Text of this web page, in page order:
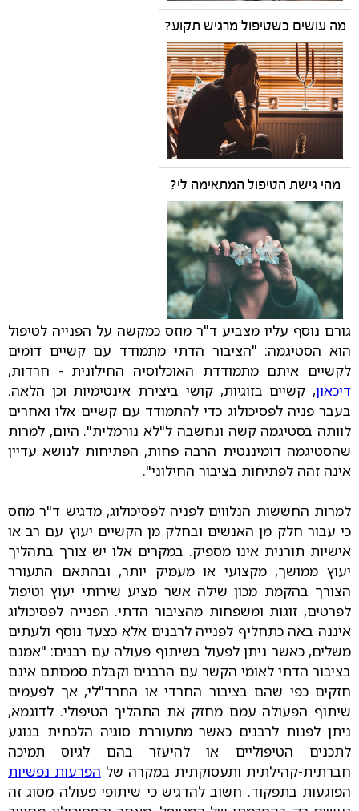
מה עושים כשטיפול מרגיש תקוע?
מהי גישת הטיפול המתאימה לי?
גורם נוסף עליו מצביע ד"ר מוזס כמקשה על הפנייה לטיפול
הוא הסטיגמה: "הציבור הדתי מתמודד עם קשיים דומים
לקשיים איתם מתמודדת האוכלוסיה החילונית - חרדות,
דיכאון, קשיים בזוגיות, קושי ביצירת אינטימיות וכן הלאה.
בעבר פניה לפסיכולוג כדי להתמודד עם קשיים אלו ואחרים
לוותה בסטיגמה קשה ונחשבה ל"לא נורמלית". היום, למרות
שהסטיגמה דומיננטית הרבה פחות, הפתיחות לנושא עדיין
אינה זהה לפתיחות בציבור החילוני".
למרות החששות הנלווים לפניה לפסיכולוג, מדגיש ד"ר מוזס
כי עבור חלק מן האנשים ובחלק מן הקשיים יעוץ עם רב או
אישיות תורנית אינו מספיק. במקרים אלו יש צורך בתהליך
יעוץ ממושך, מקצועי או מעמיק יותר, ובהתאם התעורר
הצורך בהקמת מכון שילה אשר מציע שירותי יעוץ וטיפול
לפרטים, זוגות ומשפחות מהציבור הדתי. הפנייה לפסיכולוג
איננה באה כתחליף לפנייה לרבנים אלא כצעד נוסף ולעתים
משלים, כאשר ניתן לפעול בשיתוף פעולה עם רבנים: "אמנם
בציבור הדתי לאומי הקשר עם הרבנים וקבלת סמכותם אינם
חזקים כפי שהם בציבור החרדי או החרד"לי, אך לפעמים
שיתוף הפעולה עמם מחזק את התהליך הטיפולי. לדוגמא,
ניתן לפנות לרבנים כאשר מתעוררת סוגיה הלכתית בנוגע
לתכנים הטיפוליים או להיעזר בהם לגיוס תמיכה
חברתית-קהילתית ותעסוקתית במקרה של הפרעות נפשיות
הפוגעות בתפקוד. חשוב להדגיש כי שיתופי פעולה מסוג זה